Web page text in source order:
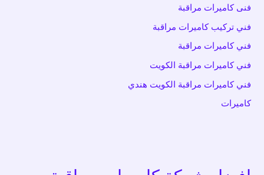
فنى كاميرات مراقبة
فني تركيب كاميرات مراقبة
فني كاميرات مراقبة
فني كاميرات مراقبة الكويت
فني كاميرات مراقبة الكويت هندي
كاميرات